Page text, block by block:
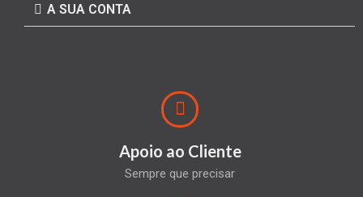
A SUA CONTA
Apoio ao Cliente
Sempre que precisar